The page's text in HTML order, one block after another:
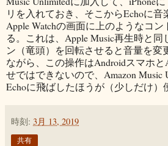
リを入れておき、そこからEchoに音
Apple Watchの画面に上のようなコ
る。これは、Apple Music再生時と
ン（竜頭）を回転させると音量を変
ながら、この操作はAndroidスマホと
せではできないので、Amazon Music
Echoに飛ばしたほうが（少しだけ）
時刻: 3月 13, 2019
共有